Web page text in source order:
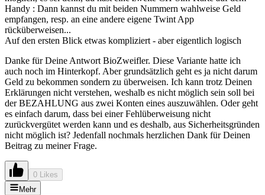
Handy : Dann kannst du mit beiden Nummern wahlweise Geld
empfangen, resp. an eine andere eigene Twint App
rücküberweisen...
Auf den ersten Blick etwas kompliziert - aber eigentlich logisch
Danke für Deine Antwort BioZweifler. Diese Variante hatte ich
auch noch im Hinterkopf. Aber grundsätzlich geht es ja nicht darum
Geld zu bekommen sondern zu überweisen. Ich kann trotz Deinen
Erklärungen nicht verstehen, weshalb es nicht möglich sein soll bei
der BEZAHLUNG aus zwei Konten eines auszuwählen. Oder geht
es einfach darum, dass bei einer Fehlüberweisung nicht
zurückvergütet werden kann und es deshalb, aus Sicherheitsgründen
nicht möglich ist? Jedenfall nochmals herzlichen Dank für Deinen
Beitrag zu meiner Frage.
0 Likes
Mehr